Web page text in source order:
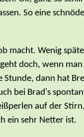
So eine
macht. Wenig
doch, wenn
Stunde, dann hat
bei Brad's
auf der
ein sehr Netter ist.